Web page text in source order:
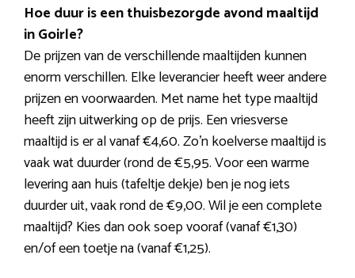
Hoe duur is een thuisbezorgde avond maaltijd
in Goirle?
De prijzen van de verschillende maaltijden kunnen
enorm verschillen. Elke leverancier heeft weer andere
prijzen en voorwaarden. Met name het type maaltijd
heeft zijn uitwerking op de prijs. Een vriesverse
maaltijd is er al vanaf €4,60. Zo’n koelverse maaltijd is
vaak wat duurder (rond de €5,95. Voor een warme
levering aan huis (tafeltje dekje) ben je nog iets
duurder uit, vaak rond de €9,00. Wil je een complete
maaltijd? Kies dan ook soep vooraf (vanaf €1,30)
en/of een toetje na (vanaf €1,25).